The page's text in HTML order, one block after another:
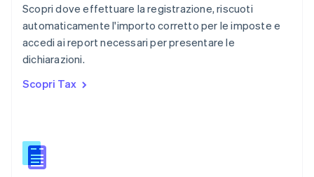
Scopri dove effettuare la registrazione, riscuoti
automaticamente l'importo corretto per le imposte e
accedi ai report necessari per presentare le
dichiarazioni.
Scopri Tax
English
Portogallo
RAS di Hong Kong, Cina
English简体中文
Regno Unito
English
English
Singapore